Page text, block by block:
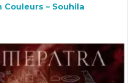
Couleurs – Souhila